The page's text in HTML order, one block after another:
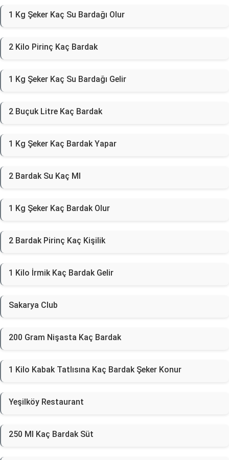
1 Kg Şeker Kaç Su Bardağı Olur
2 Kilo Pirinç Kaç Bardak
1 Kg Şeker Kaç Su Bardağı Gelir
2 Buçuk Litre Kaç Bardak
1 Kg Şeker Kaç Bardak Yapar
2 Bardak Su Kaç Ml
1 Kg Şeker Kaç Bardak Olur
2 Bardak Pirinç Kaç Kişilik
1 Kilo İrmik Kaç Bardak Gelir
Sakarya Club
200 Gram Nişasta Kaç Bardak
1 Kilo Kabak Tatlısına Kaç Bardak Şeker Konur
Yeşilköy Restaurant
250 Ml Kaç Bardak Süt